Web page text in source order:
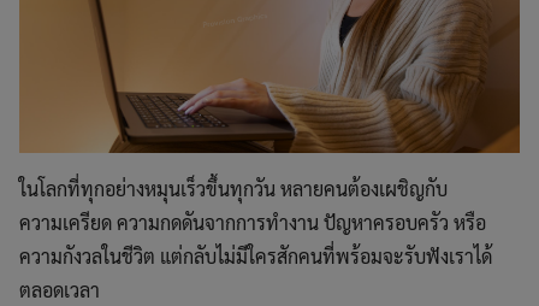
ในโลกที่ทุกอย่างหมุนเร็วขึ้นทุกวัน หลายคนต้องเผชิญกับ
ความเครียด ความกดดันจากการทำงาน ปัญหาครอบครัว หรือ
ความกังวลในชีวิต แต่กลับไม่มีใครสักคนที่พร้อมจะรับฟังเราได้
ตลอดเวลา